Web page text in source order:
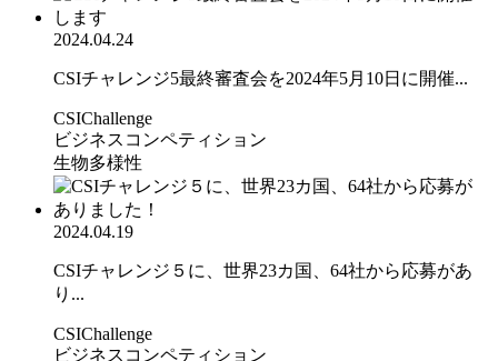
2024.04.24
CSIチャレンジ5最終審査会を2024年5月10日に開催...
CSIChallenge
ビジネスコンペティション
生物多様性
2024.04.19
CSIチャレンジ５に、世界23カ国、64社から応募があ
り...
CSIChallenge
ビジネスコンペティション